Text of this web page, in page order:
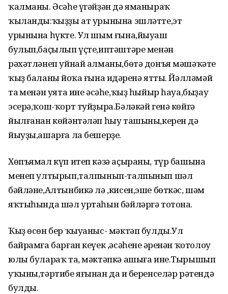
ҡалманы. Әсәһе үгәйҙән дә яманыраҡ
ҡыланды:ҡыҙҙы ат урынына эшләтте,эт
урынына һүкте. Ул шым ғына,йыуаш
булып,баҫылып үҫте,иптәштәре менән
рәхәтләнеп уйнай алманы,бөтә донъя мәшәҡәте
ҡыҙ баланың йоҡа ғына иңдәренә ятты. Йәлләмәй
таң менән уята ине әсәһе,ҡыҙ һыйыр һауа,быҙау
эсерә,ҡош-ҡорт туйҙыра.Бәләкәй генә көйгә
йылғанан көйәнтәләп һыу ташыны,керен дә
йыуҙы,ашарға ла бешерҙе.
Хөпъямал күп итеп кәзә аҫыраны, түр башына
менеп ултырып,талпынып-талпынып шәл
бәйләне,Алтынбикә лә ,кисен,эше бөткәс, шәм
яҡтыһында шәл уртаһын бәйләргә тотона.
Ҡыҙ өсөн бер ҡыуаныс- мәктәп булды.Ул
байрамға барған кеүек ,әсәһенең әренән ҡотолоу
юлы булараҡ та, мәктәпкә ашыға ине.Тырышып
уҡыны,тәртибе яғынан да иң беренселәр рәтендә
булды.